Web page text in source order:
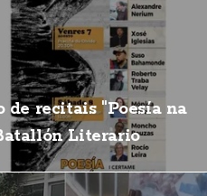
de recitais "Poesía na
Literario